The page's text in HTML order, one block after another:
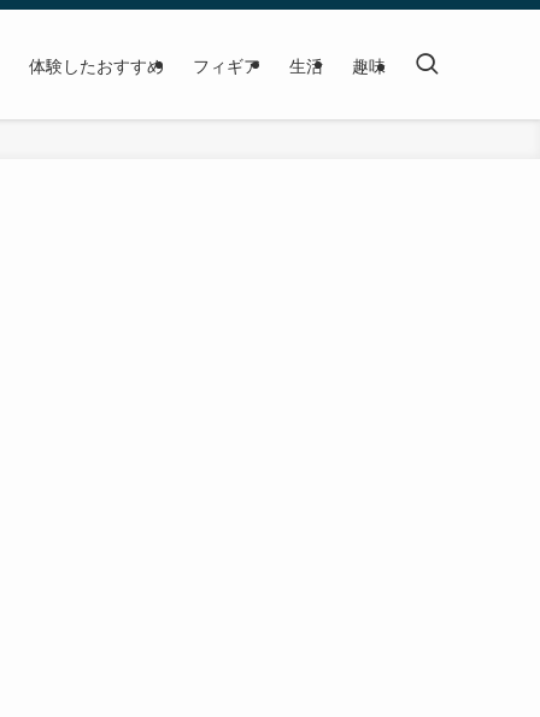
体験したおすすめ フィギア 生活 趣味